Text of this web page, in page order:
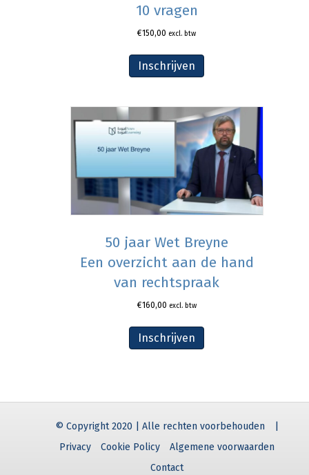
10 vragen
€150,00 excl. btw
Inschrijven
50 jaar Wet Breyne
Een overzicht aan de hand
van rechtspraak
€160,00 excl. btw
Inschrijven
© Copyright 2020 | Alle rechten voorbehouden
Privacy
Cookie Policy
Algemene voorwaarden
Contact